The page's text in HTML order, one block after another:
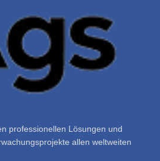
professionellen Lösungen und
allen weltweiten